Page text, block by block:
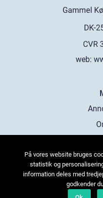
web:
På vores website bruges
statistik og
information deles med
godkender